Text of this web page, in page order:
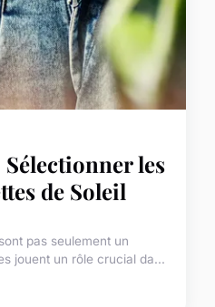
les
de Soleil
pas seulement un
jouent un rôle crucial da...